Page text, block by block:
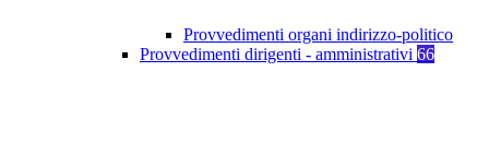
Provvedimenti organi indirizzo-politico
Provvedimenti dirigenti - amministrativi 66